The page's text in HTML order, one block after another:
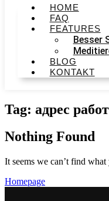
HOME
FAQ
FEATURES
Besser
BLOG
KONTAKT
Tag: адрес
Nothing Found
It seems we can’t find
Homepage